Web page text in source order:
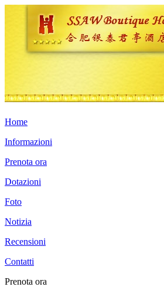
Home
Informazioni
Prenota ora
Dotazioni
Foto
Notizia
Recensioni
Contatti
Prenota ora